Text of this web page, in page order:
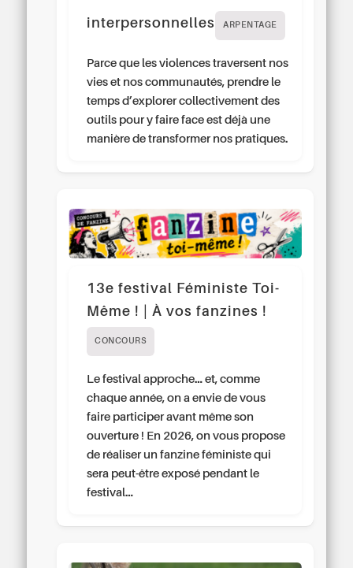
interpersonnelles
ARPENTAGE
Parce que les violences traversent nos
vies et nos communautés, prendre le
temps d’explorer collectivement des
outils pour y faire face est déjà une
manière de transformer nos pratiques.
13e festival Féministe Toi-
Même ! | À vos fanzines !
CONCOURS
Le festival approche… et, comme
chaque année, on a envie de vous
faire participer avant même son
ouverture ! En 2026, on vous propose
de réaliser un fanzine féministe qui
sera peut-être exposé pendant le
festival…